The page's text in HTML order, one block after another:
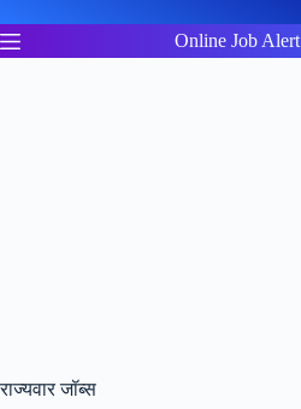
to
content
Online Job Alert
राज्यवार जॉब्स